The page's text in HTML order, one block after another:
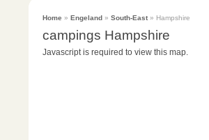
Home » Engeland» South-East» Hampshire
campings Hampshire
Javascript is required to view this map.